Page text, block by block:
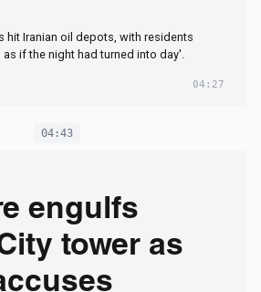
hit Iranian oil depots, with residents
as if the night had turned into day'.
04:27
04:43
engulfs
tower as